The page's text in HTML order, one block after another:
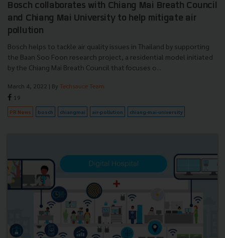
Bosch collaborates with Chiang Mai Breath Council
and Chiang Mai University to help mitigate air
pollution
Bosch helps to tackle air quality issues in Thailand by supporting
the Baan Soo Foon research project, a residential model initiated
by the Chiang Mai Breath Council that focuses o...
March 4, 2022 | By Techsauce Team
19
PR News bosch chiangmai air-pollution chiang-mai-university